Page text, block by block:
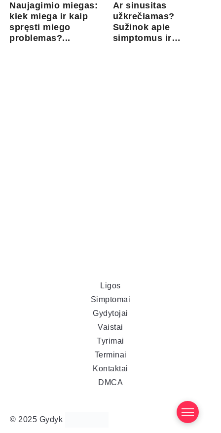
Naujagimio miegas:
kiek miega ir kaip
spręsti miego
problemas?...
Ar sinusitas
užkrečiamas?
Sužinok apie
simptomus ir
Ligos
Simptomai
Gydytojai
Vaistai
Tyrimai
Terminai
Kontaktai
DMCA
© 2025 Gydyk